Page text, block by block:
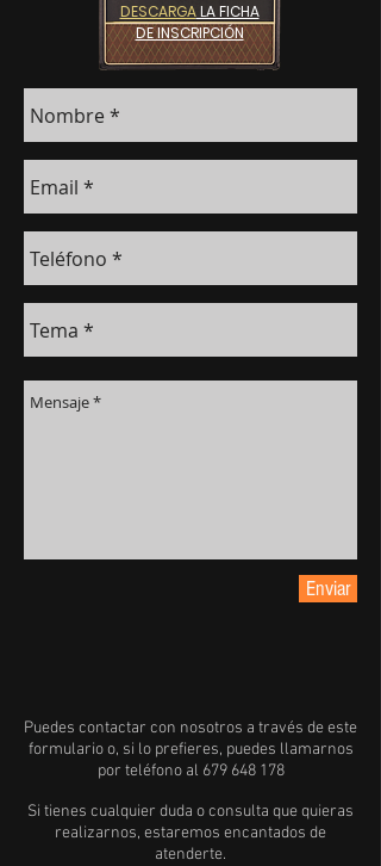
DESCARGALA FICHA
DE INSCRIPCIÓN
Enviar
Puedes contactar con nosotros a través de este
formulario o, si lo prefieres, puedes llamarnos
por teléfono al 679 648 178
Si tienes cualquier duda o consulta que quieras
realizarnos, estaremos encantados de
atenderte.